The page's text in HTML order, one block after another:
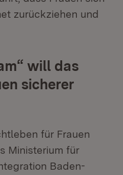
zurückziehen und
will das
sicherer
für Frauen
Ministerium für
Baden-